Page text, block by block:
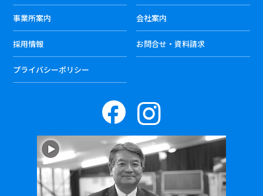
事業所案内 会社案内
採用情報 お問合せ・資料請求
プライバシーポリシー